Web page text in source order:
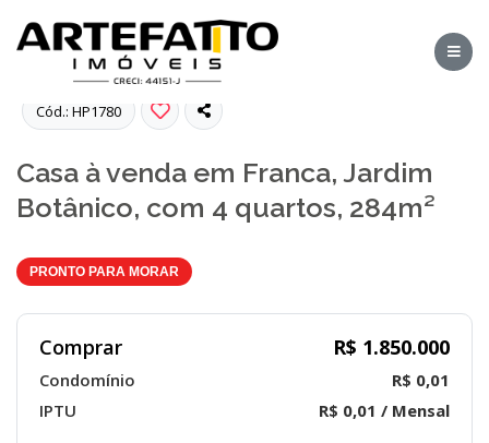
Cód.: HP1780
Casa à venda em Franca, Jardim
Botânico, com 4 quartos, 284m²
PRONTO PARA MORAR
Comprar R$ 1.850.000
Condomínio
R$ 0,01
IPTU
R$ 0,01 / Mensal